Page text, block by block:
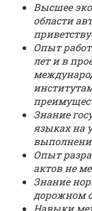
Высшее
области
Опыт
лет и в
Знание
языках на
Опыт
актов не
Знание
дорожном
Навыки